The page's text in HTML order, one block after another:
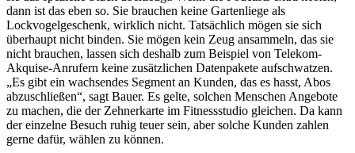
dann ist das eben so. Sie brauchen keine Gartenliege als
Lockvogelgeschenk, wirklich nicht. Tatsächlich mögen sie sich
überhaupt nicht binden. Sie mögen kein Zeug ansammeln, das sie
nicht brauchen, lassen sich deshalb zum Beispiel von Telekom-
Akquise-Anrufern keine zusätzlichen Datenpakete aufschwatzen.
„Es gibt ein wachsendes Segment an Kunden, das es hasst, Abos
abzuschließen“, sagt Bauer. Es gelte, solchen Menschen Angebote
zu machen, die der Zehnerkarte im Fitnessstudio gleichen. Da kann
der einzelne Besuch ruhig teuer sein, aber solche Kunden zahlen
gerne dafür, wählen zu können.